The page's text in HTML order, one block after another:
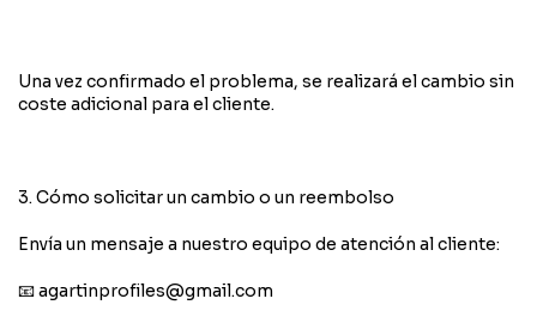
Una vez confirmado el problema, se realizará el cambio sin
coste adicional para el cliente.
3. Cómo solicitar un cambio o un reembolso
Envía un mensaje a nuestro equipo de atención al cliente:
📧agartinprofiles@gmail.com